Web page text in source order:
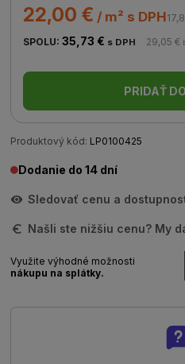
22,00 € / m² s DPH
SPOLU:35,73 € s DPH 29,05 €
PRIDAŤ
Produktový kód: LP0100425
Dodanie do 14 dní
Sledovať cenu a
Našli ste nižšiu cenu? My
Využite výhodné možnosti
nákupu na splátky.